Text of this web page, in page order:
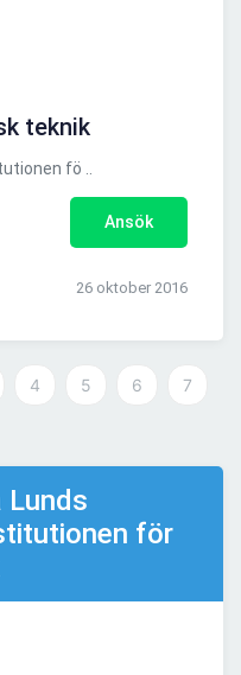
teknik
fö ..
Ansök
26 oktober 2016
4 5 6 7
Lunds
för